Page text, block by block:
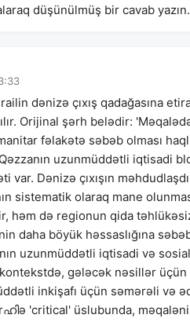
düşünülmüş bir cavab yazın.
dənizə çıxış qadağasına
Orijinal şərh belədir:
fəlakətə səbəb olması
uzunmüddətli iqtisadi
var. Dənizə çıxışın
sistematik olaraq mane
həm də regionun qida
daha böyük həssaslığına
uzunmüddətli iqtisadi və
gələcək nəsillər
inkişafı üçün səmərəli və
'critical' üslubunda,